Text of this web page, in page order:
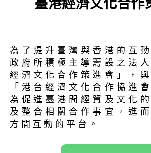
臺港經濟文化合作
為了提升臺灣與香港的互
政府所積極主導籌設之法
經濟文化合作策進會」，
「港台經濟文化合作協進
為促進臺港間經貿及文化
及整合相關合作事宜，進
方間互動的平台。